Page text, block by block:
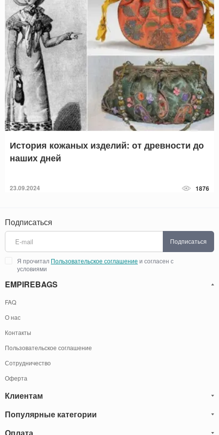
История кожаных изделий: от древности до
наших дней
23.09.2024 1876
Подписаться
Подписаться
Я прочитал Пользовательское соглашение и согласен с
условиями
EMPIREBAGS
FAQ
О нас
Контакты
Пользовательское соглашение
Сотрудничество
Оферта
Клиентам
Блог
Обмен и Возврат
Популярные категории
Мужские кожаные сумки
Оплата